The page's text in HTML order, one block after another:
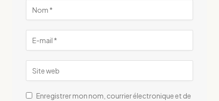
Enregistrer mon nom, courrier électronique et de